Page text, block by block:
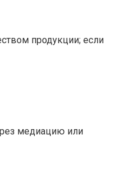
продукции; если
медиацию или